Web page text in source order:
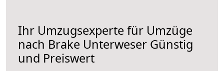
Ihr Umzugsexperte für Umzüge
nach Brake Unterweser Günstig
und Preiswert